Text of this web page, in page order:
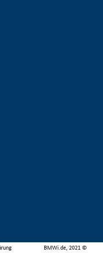
BMWi.de, 2021 ©